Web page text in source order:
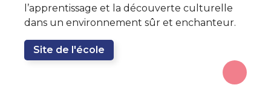
l’apprentissage et la découverte culturelle
dans un environnement sûr et enchanteur.
Site de l'école